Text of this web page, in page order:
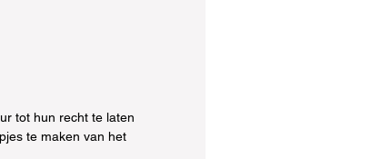
je glitters
effect! De
tot hun recht te laten
te maken van het